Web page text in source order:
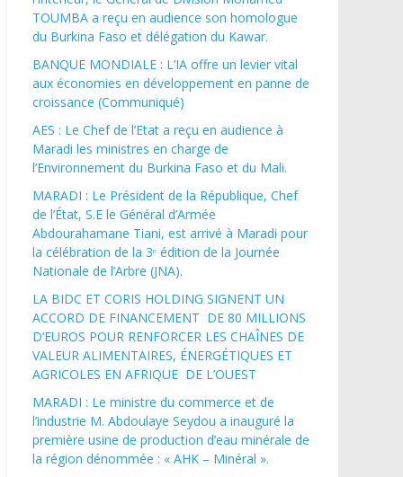
TOUMBA a reçu en audience son homologue
du Burkina Faso et délégation du Kawar.
BANQUE MONDIALE : L’IA offre un levier vital
aux économies en développement en panne de
croissance (Communiqué)
AES : Le Chef de l’Etat a reçu en audience à
Maradi les ministres en charge de
l’Environnement du Burkina Faso et du Mali.
MARADI : Le Président de la République, Chef
de l’État, S.E le Général d’Armée
Abdourahamane Tiani, est arrivé à Maradi pour
la célébration de la 3ᵉ édition de la Journée
Nationale de l’Arbre (JNA).
LA BIDC ET CORIS HOLDING SIGNENT UN
ACCORD DE FINANCEMENT DE 80 MILLIONS
D’EUROS POUR RENFORCER LES CHAÎNES DE
VALEUR ALIMENTAIRES, ÉNERGÉTIQUES ET
AGRICOLES EN AFRIQUE DE L’OUEST
MARADI : Le ministre du commerce et de
l’industrie M. Abdoulaye Seydou a inauguré la
première usine de production d’eau minérale de
la région dénommée : « AHK – Minéral ».